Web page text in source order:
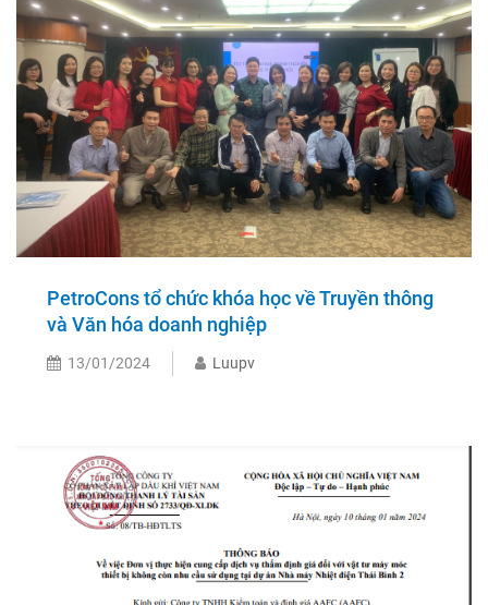
PetroCons tổ chức khóa học về Truyền thông
và Văn hóa doanh nghiệp
13/01/2024 Luupv